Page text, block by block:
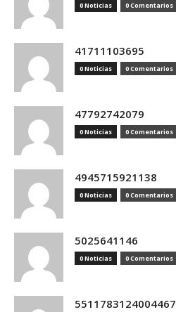
0 Noticias 0 Comentarios
41711103695
0 Noticias 0 Comentarios
47792742079
0 Noticias 0 Comentarios
4945715921138
0 Noticias 0 Comentarios
5025641146
0 Noticias 0 Comentarios
5511783124004467